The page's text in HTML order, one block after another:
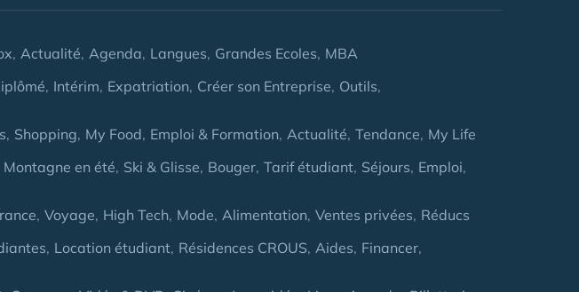
Actualité Agenda Langues Grandes Ecoles MBA
Intérim Expatriation Créer son Entreprise Outils
Shopping My Food Emploi & Formation Actualité Tendance My Life
Montagne en été Ski & Glisse Bouger Tarif étudiant Séjours Emploi
Voyage High Tech Mode Alimentation Ventes privées Réducs
Location étudiant Résidences CROUS Aides Financer